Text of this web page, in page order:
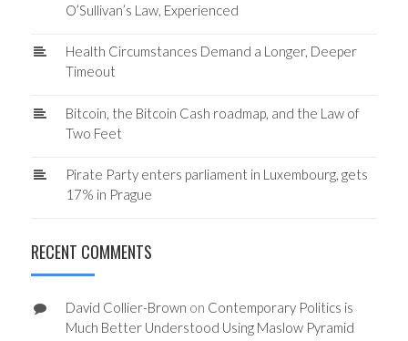
O’Sullivan’s Law, Experienced
Health Circumstances Demand a Longer, Deeper
Timeout
Bitcoin, the Bitcoin Cash roadmap, and the Law of
Two Feet
Pirate Party enters parliament in Luxembourg, gets
17% in Prague
RECENT COMMENTS
David Collier-Brown on Contemporary Politics is
Much Better Understood Using Maslow Pyramid